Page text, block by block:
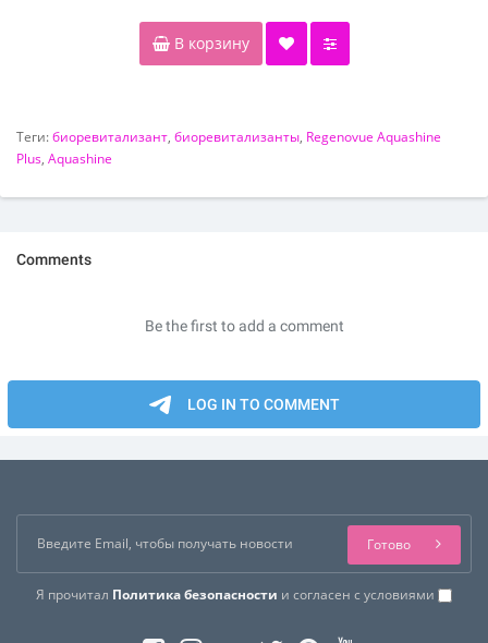
В корзину
Теги:биоревитализант, биоревитализанты, Regenovue Aquashine
Plus, Aquashine
Я прочитал Политика безопасности и согласен с условиями
Готово